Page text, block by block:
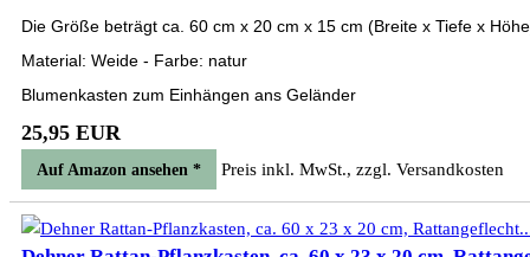
Die Größe beträgt ca. 60 cm x 20 cm x 15 cm (Breite x Tiefe x
Material: Weide - Farbe: natur
Blumenkasten zum Einhängen ans Geländer
25,95 EUR
Auf Amazon ansehen * Preis inkl. MwSt., zzgl. Versandkosten